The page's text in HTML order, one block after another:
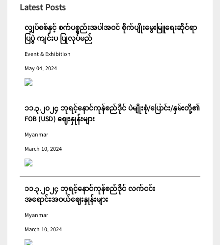
Latest Posts
လျှပ်စစ်နှင့် စက်ပစ္စည်းအပါအဝင် စိုက်ပျိုးမွေးမြူရေးဆိုင်ရာ
ပြပွဲ ကျင်းပ ပြုလုပ်မည်
Event & Exhibition
May 04, 2024
၁၁.၃.၂၀၂၄ ဘုရင့်နောင်ကုန်စည်ဒိုင် ပဲမျိုးစုံ/ပြောင်း/နှမ်းတို့၏
FOB (USD) ဈေးနှုန်းများ
Myanmar
March 10, 2024
၁၁.၃.၂၀၂၄ ဘုရင့်နောင်ကုန်စည်ဒိုင် လက်ငင်း
အရောင်းအဝယ်ဈေးနှုန်းများ
Myanmar
March 10, 2024